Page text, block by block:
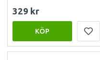
329 kr
KÖP